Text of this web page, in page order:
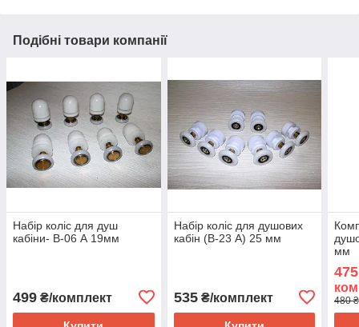
Подібні товари компанії
Набір коліс для душ
кабіни- В-06 А 19мм
499 ₴/комплект
Набір коліс для душових
кабін (В-23 А) 25 мм
535₴/комплект
мм
480